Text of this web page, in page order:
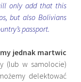
only add that this
but also Bolivians
passport.
jednak martwic
(lub w samolocie)
delektować